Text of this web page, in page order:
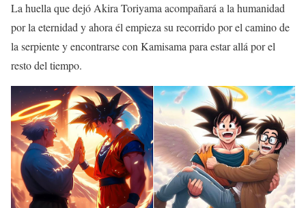
La huella que dejó Akira Toriyama acompañará a la humanidad
por la eternidad y ahora él empieza su recorrido por el camino de
la serpiente y encontrarse con Kamisama para estar allá por el
resto del tiempo.